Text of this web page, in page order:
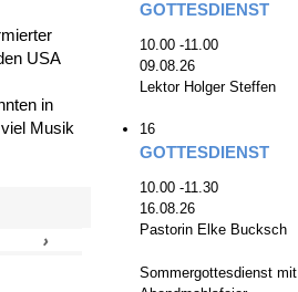
USA
in
Musik
› »
GOTTESDIENST
10.00 -11.00
09.08.26
Lektor Holger Steffen
16
GOTTESDIENST
10.00 -11.30
16.08.26
Pastorin Elke Bucksch
Sommergottesdienst mit